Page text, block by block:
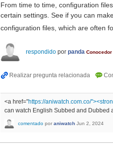
From time to time, configuration
certain settings. See if you can
configuration files, which are often
respondido por panda Conocedor
<a href="https://aniwatch.com.co/
can watch English Subbed and Dubbed
comentado por aniwatch Jun 2, 2024